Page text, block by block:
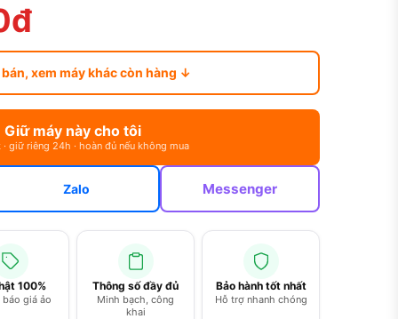
xem máy khác còn hàng ↓
Giữ máy này cho tôi
giữ riêng 24h · hoàn đủ nếu không mua
Zalo Messenger
100%
giá ảo
Thông số đầy đủ
Minh bạch, công
khai
Bảo hành tốt nhất
Hỗ trợ nhanh chóng